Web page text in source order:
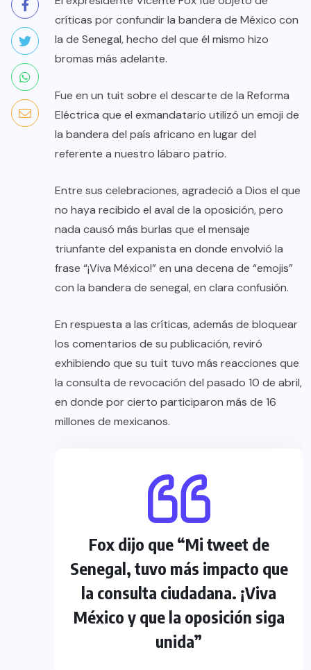
críticas por confundir la bandera de México con
la de Senegal, hecho del que él mismo hizo
bromas más adelante.
Fue en un tuit sobre el descarte de la Reforma
Eléctrica que el exmandatario utilizó un emoji de
la bandera del país africano en lugar del
referente a nuestro lábaro patrio.
Entre sus celebraciones, agradeció a Dios el que
no haya recibido el aval de la oposición, pero
nada causó más burlas que el mensaje
triunfante del expanista en donde envolvió la
frase “¡Viva México!” en una decena de “emojis”
con la bandera de senegal, en clara confusión.
En respuesta a las críticas, además de bloquear
los comentarios de su publicación, reviró
exhibiendo que su tuit tuvo más reacciones que
la consulta de revocación del pasado 10 de abril,
en donde por cierto participaron más de 16
millones de mexicanos.
Fox dijo que “Mi tweet de
Senegal, tuvo más impacto que
la consulta ciudadana. ¡Viva
México y que la oposición siga
unida”